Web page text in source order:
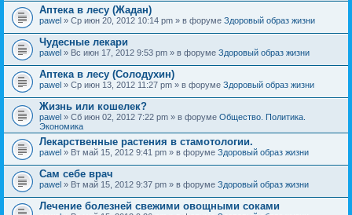
Аптека в лесу (Жадан)
pawel » Ср июн 20, 2012 10:14 pm » в форуме Здоровый образ жизни
Чудесные лекари
pawel » Вс июн 17, 2012 9:53 pm » в форуме Здоровый образ жизни
Аптека в лесу (Солодухин)
pawel » Ср июн 13, 2012 11:27 pm » в форуме Здоровый образ жизни
Жизнь или кошелек?
pawel » Сб июн 02, 2012 7:22 pm » в форуме Общество. Политика.
Экономика
Лекарственные растения в стамотологии.
pawel » Вт май 15, 2012 9:41 pm » в форуме Здоровый образ жизни
Сам себе врач
pawel » Вт май 15, 2012 9:37 pm » в форуме Здоровый образ жизни
Лечение болезней свежими овощными соками